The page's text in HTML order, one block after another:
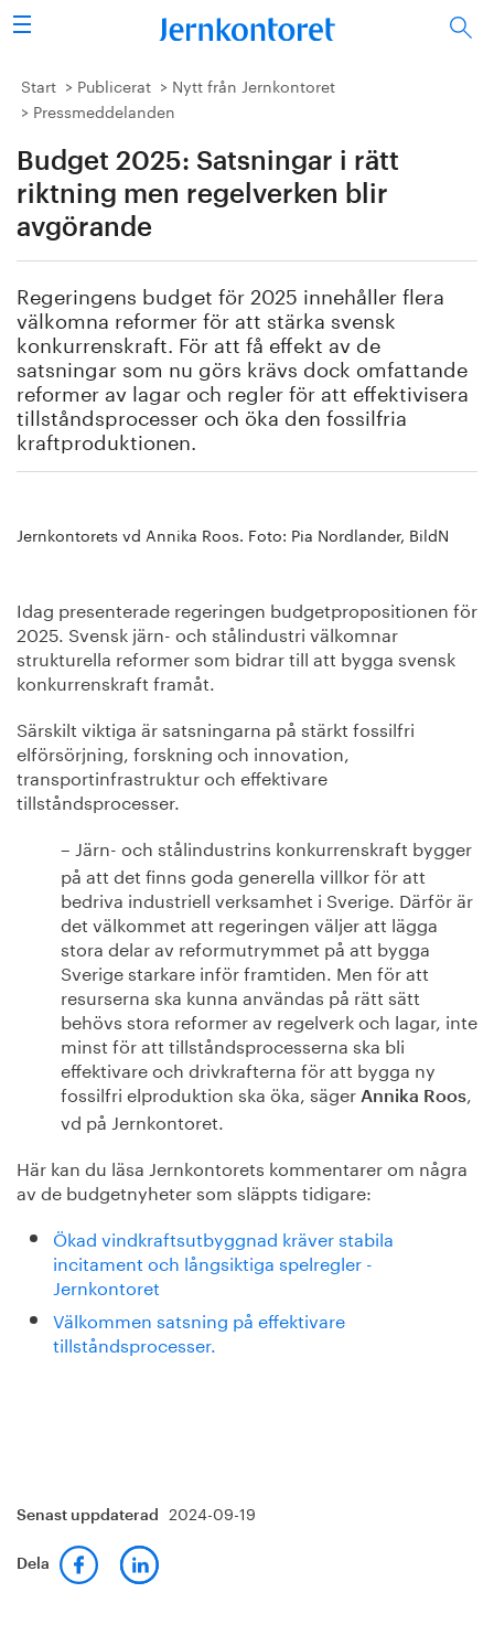
Sök
Stålindustrin
Forskning/utbildning
Energi/miljö
Vi tycker
Publicerat
Bildbank
Om oss
Start Publicerat
Nytt från Jernkontoret
Pressmeddelanden
Budget 2025: Satsningar i rätt
riktning men regelverken blir
avgörande
Regeringens budget för 2025 innehåller flera
välkomna reformer för att stärka svensk
konkurrenskraft. För att få effekt av de
satsningar som nu görs krävs dock omfattande
reformer av lagar och regler för att effektivisera
tillståndsprocesser och öka den fossilfria
kraftproduktionen.
Jernkontorets vd Annika Roos. Foto: Pia Nordlander, BildN
Idag presenterade regeringen budgetpropositionen för
2025. Svensk järn- och stålindustri välkomnar
strukturella reformer som bidrar till att bygga svensk
konkurrenskraft framåt.
Särskilt viktiga är satsningarna på stärkt fossilfri
elförsörjning, forskning och innovation,
transportinfrastruktur och effektivare
tillståndsprocesser.
– Järn- och stålindustrins konkurrenskraft bygger
på att det finns goda generella villkor för att
bedriva industriell verksamhet i Sverige. Därför är
det välkommet att regeringen väljer att lägga
stora delar av reformutrymmet på att bygga
Sverige starkare inför framtiden. Men för att
resurserna ska kunna användas på rätt sätt
behövs stora reformer av regelverk och lagar, inte
minst för att tillståndsprocesserna ska bli
effektivare och drivkrafterna för att bygga ny
fossilfri elproduktion ska öka, säger Annika Roos,
vd på Jernkontoret.
Här kan du läsa Jernkontorets kommentarer om några
av de budgetnyheter som släppts tidigare:
Ökad vindkraftsutbyggnad kräver stabila
incitament och långsiktiga spelregler -
Jernkontoret
Välkommen satsning på effektivare
tillståndsprocesser.
Senast uppdaterad 2024-09-19
Dela